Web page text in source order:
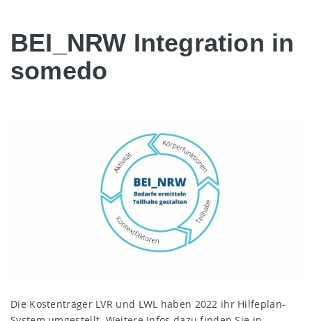
BEI_NRW Integration in
somedo
Die Kostenträger LVR und LWL haben 2022 ihr Hilfeplan-